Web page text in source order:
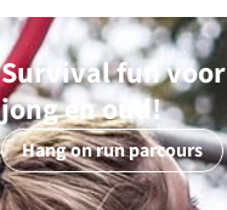
Survival fun voor
jong en oud!
Hang on run parcours